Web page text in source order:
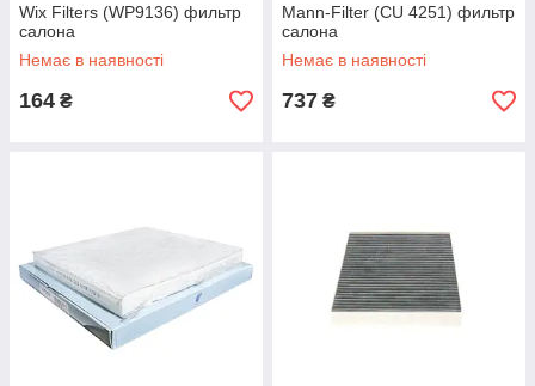
Wix Filters (WP9136) фильтр
салона
Немає в наявності
164 ₴
Mann-Filter (CU 4251) фильтр
салона
Немає в наявності
737 ₴